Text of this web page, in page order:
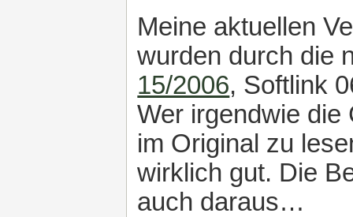
Meine aktuellen
wurden durch die
15/2006, Softlink
Wer irgendwie die
im Original zu
wirklich gut. Die
auch daraus…